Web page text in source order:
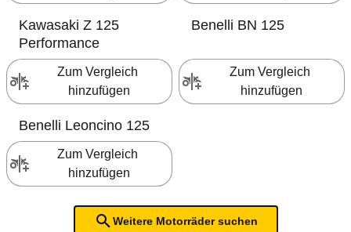
Kawasaki Z 125
Performance
Zum Vergleich
hinzufügen
Benelli BN 125
Zum Vergleich
hinzufügen
Benelli Leoncino 125
Zum Vergleich
hinzufügen
Weitere Motorräder suchen